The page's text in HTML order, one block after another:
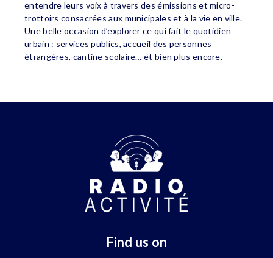
entendre leurs voix à travers des émissions et micro-
trottoirs consacrées aux municipales et à la vie en ville.
Une belle occasion d’explorer ce qui fait le quotidien
urbain : services publics, accueil des personnes
étrangères, cantine scolaire… et bien plus encore.
Find us on